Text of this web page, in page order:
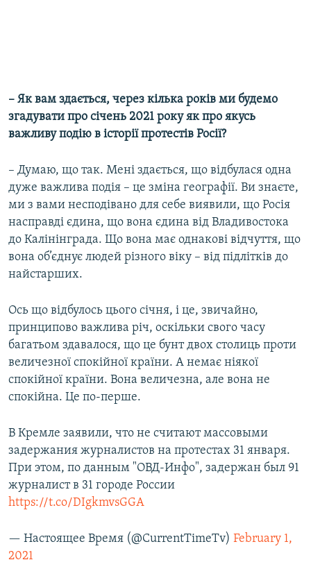
– Як вам здається, через кілька років ми будемо
згадувати про січень 2021 року як про якусь
важливу подію в історії протестів Росії?
– Думаю, що так. Мені здається, що відбулася одна
дуже важлива подія – це зміна географії. Ви знаєте,
ми з вами несподівано для себе виявили, що Росія
насправді єдина, що вона єдина від Владивостока
до Калінінграда. Що вона має однакові відчуття, що
вона об’єднує людей різного віку – від підлітків до
найстарших.
Ось що відбулось цього січня, і це, звичайно,
принципово важлива річ, оскільки свого часу
багатьом здавалося, що це бунт двох столиць проти
величезної спокійної країни. А немає ніякої
спокійної країни. Вона величезна, але вона не
спокійна. Це по-перше.
В Кремле заявили, что не считают массовыми
задержания журналистов на протестах 31 января.
При этом, по данным "ОВД-Инфо", задержан был 91
журналист в 31 городе России
https://t.co/DIgkmvsGGA
— Настоящее Время (@CurrentTimeTv) February 1,
2021